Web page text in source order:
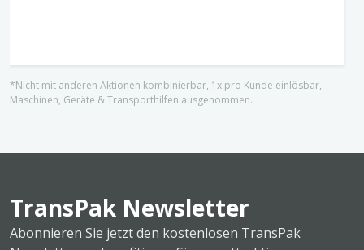
*Nicht mit anderen Aktionen kombinierbar, 1x pro Kunde einlösbar,
Maschinen, Geräte & Transporthilfen ausgenommen.
TransPak Newsletter
Abonnieren Sie jetzt den kostenlosen TransPak